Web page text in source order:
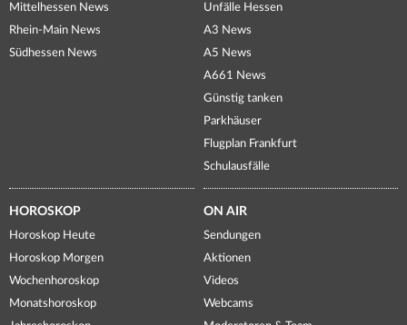
Mittelhessen News
Rhein-Main News
Südhessen News
Unfälle Hessen
A3 News
A5 News
A661 News
Günstig tanken
Parkhäuser
Flugplan Frankfurt
Schulausfälle
HOROSKOP
Horoskop Heute
Horoskop Morgen
Wochenhoroskop
Monatshoroskop
ON AIR
Sendungen
Aktionen
Videos
Webcams